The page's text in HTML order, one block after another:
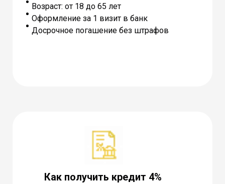
Возраст: от 18 до 65 лет
Оформление за 1 визит в банк
Досрочное погашение без штрафов
Как получить кредит 4%